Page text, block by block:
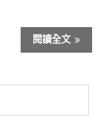
閱讀全文